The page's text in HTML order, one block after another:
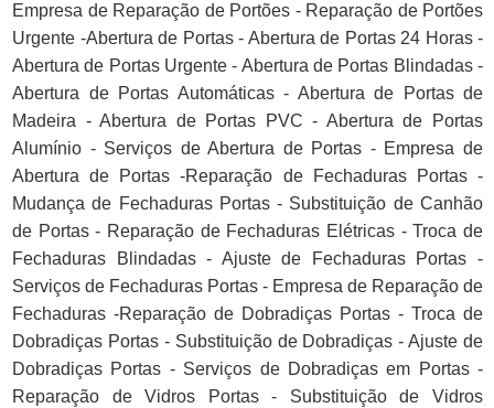
Empresa de Reparação de Portões - Reparação de Portões
Urgente -Abertura de Portas - Abertura de Portas 24 Horas -
Abertura de Portas Urgente - Abertura de Portas Blindadas -
Abertura de Portas Automáticas - Abertura de Portas de
Madeira - Abertura de Portas PVC - Abertura de Portas
Alumínio - Serviços de Abertura de Portas - Empresa de
Abertura de Portas -Reparação de Fechaduras Portas -
Mudança de Fechaduras Portas - Substituição de Canhão
de Portas - Reparação de Fechaduras Elétricas - Troca de
Fechaduras Blindadas - Ajuste de Fechaduras Portas -
Serviços de Fechaduras Portas - Empresa de Reparação de
Fechaduras -Reparação de Dobradiças Portas - Troca de
Dobradiças Portas - Substituição de Dobradiças - Ajuste de
Dobradiças Portas - Serviços de Dobradiças em Portas -
Reparação de Vidros Portas - Substituição de Vidros